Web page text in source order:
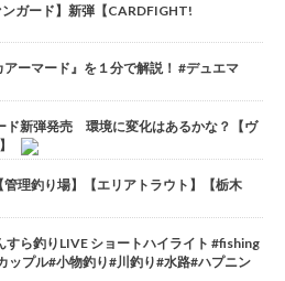
ンガード】新弾【CARDFIGHT!
ーマード』を１分で解説！ #デュエマ
ド新弾発売 環境に変化はあるかな？【ヴ
理釣り場】【エリアトラウト】【栃木
すら釣りLIVE ショートハイライト #fishing
ップル#小物釣り#川釣り#水路#ハプニン